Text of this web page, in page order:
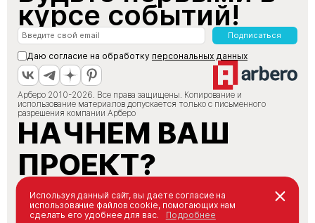
курсе событий!
Подписаться
Даю согласие на обработку персональных данных
Арберо 2010-2026. Все права защищены. Копирование и
использование материалов допускается только с письменного
разрешения компании Арберо
НАЧНЕМ ВАШ
ПРОЕКТ?
+7 (495) 147-66-88
info@arbero.ru
Используя данный сайт, вы даете согласие на
использование файлов cookie, помогающих нам
сделать его удобнее для вас.
Подробнее